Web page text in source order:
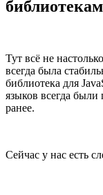
Тут всё не
всегда была
библиотека для
языков всегда
ранее.
Сейчас у нас есть